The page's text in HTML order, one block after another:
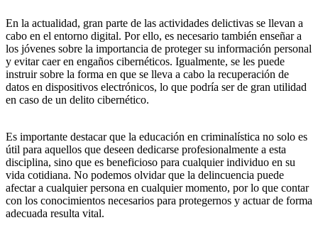
En la actualidad, gran parte de las actividades delictivas se llevan a
cabo en el entorno digital. Por ello, es necesario también enseñar a
los jóvenes sobre la importancia de proteger su información personal
y evitar caer en engaños cibernéticos. Igualmente, se les puede
instruir sobre la forma en que se lleva a cabo la recuperación de
datos en dispositivos electrónicos, lo que podría ser de gran utilidad
en caso de un delito cibernético.
Es importante destacar que la educación en criminalística no solo es
útil para aquellos que deseen dedicarse profesionalmente a esta
disciplina, sino que es beneficioso para cualquier individuo en su
vida cotidiana. No podemos olvidar que la delincuencia puede
afectar a cualquier persona en cualquier momento, por lo que contar
con los conocimientos necesarios para protegernos y actuar de forma
adecuada resulta vital.